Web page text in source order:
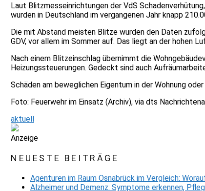
Laut Blitzmesseinrichtungen der VdS
wurden in Deutschland im vergangenen Jahr knapp
Die mit Abstand meisten Blitze wurden den Daten
GDV, vor allem im Sommer auf. Das liegt an der
Nach einem Blitzeinschlag übernimmt die
Heizungssteuerungen. Gedeckt sind auch
Schäden am beweglichen Eigentum in der Wohnung
Foto: Feuerwehr im Einsatz (Archiv), via dts
aktuell
Anzeige
NEUESTE BEITRÄGE
Agenturen im Raum Osnabrück im Vergleich:
Alzheimer und Demenz: Symptome erkennen,